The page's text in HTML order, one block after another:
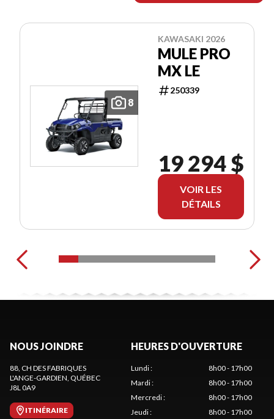
8
KAWASAKI 2026
MULE PRO
MX LE
250339
19 294 $
VOIR LES
DÉTAILS
NOUS JOINDRE
88, CH DES FABRIQUES
L'ANGE-GARDIEN, QUÉBEC
J8L 0A9
ITINÉRAIRE
HEURES D'OUVERTURE
Lundi:
8h00 - 17h00
Mardi:
8h00 - 17h00
Mercredi:
8h00 - 17h00
Jeudi: 8h00 - 17h00